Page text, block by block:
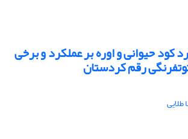
کود حیوانی و اوره بر عملکرد و برخی
رقم کردستان
طلایی